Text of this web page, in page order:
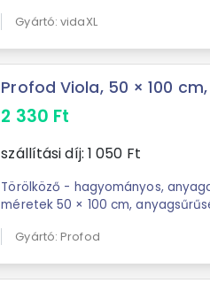
Gyártó: vidaXL
Profod Viola, 50 × 100
2 330 Ft
szállítási díj: 1 050 Ft
Törölköző - hagyományos,
méretek 50 × 100 cm,
Gyártó: Profod